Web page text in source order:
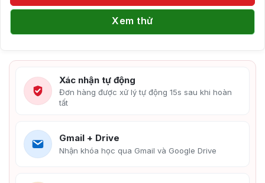
Xem thử
Xác nhận tự động
Đơn hàng được xử lý tự động 15s sau khi hoàn
tất
Gmail + Drive
Nhận khóa học qua Gmail và Google Drive